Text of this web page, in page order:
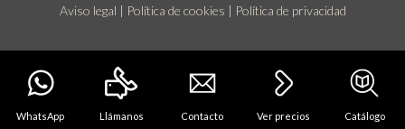
Aviso legal | Política de cookies | Política de privacidad
WhatsApp Llámanos Contacto Ver precios Catálogo